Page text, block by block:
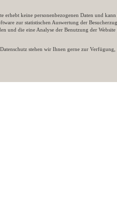
erhebt keine personenbezogenen Daten und
zur statistischen Auswertung der
und die eine Analyse der Benutzung der
stehen wir Ihnen gerne zur